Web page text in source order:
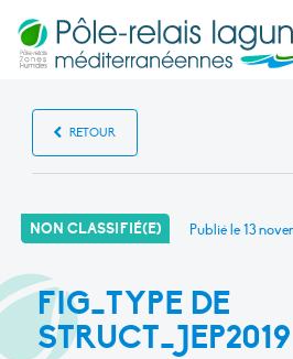
RETOUR
NON CLASSIFIÉ(E) Publié le13
FIG_TYPE DE
STRUCT_JEP2019